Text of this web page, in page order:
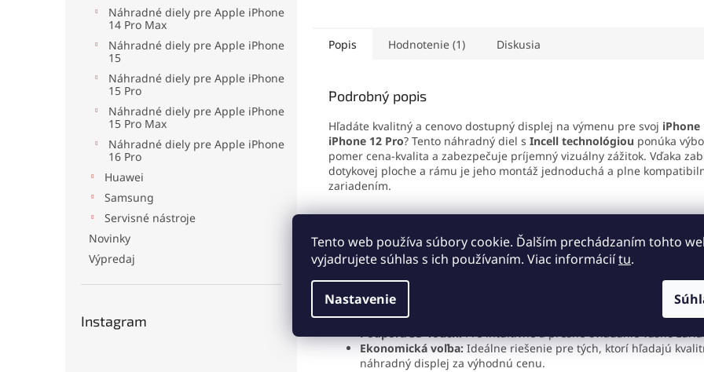
Tento web používa súbory cookie. Ďalším prechádzaním tohto
vyjadrujete súhlas s ich používaním. Viac informáciítu.
Nastavenie
Náhradné diely pre Apple iPhone
14 Pro Max
Náhradné diely pre Apple iPhone
15
Náhradné diely pre Apple iPhone
15 Pro
Náhradné diely pre Apple iPhone
15 Pro Max
Náhradné diely pre Apple iPhone
16 Pro
Huawei
Samsung
Servisné nástroje
Novinky
Výpredaj
Instagram
kompletnú ochranu pred
vysokú citlivosť.
12/12 Pro a zaistenie
Popis Hodnotenie (1) Diskusia
Podrobný popis
Hľadáte kvalitný a cenovo dostupný displej na výmenu pre svoj iPhone
iPhone 12 Pro? Tento náhradný diel s Incell technológiou ponúka
pomer cena-kvalita a zabezpečuje príjemný vizuálny zážitok. Vďaka
dotykovej ploche a rámu je jeho montáž jednoduchá a plne
zariadením.
Hlavné výhody Incell displeja:
Úsporná spotreba energie:
Technológia šetrí batériu a predlžuje
Citlivé dotykové ovládanie:
Rýchla odozva pre pohodlné
Podpora 3D Touch:Pre intuitívne a presné ovládanie vášho
Ekonomická voľba: Ideálne riešenie pre tých, ktorí hľadajú
náhradný displej za výhodnú cenu.